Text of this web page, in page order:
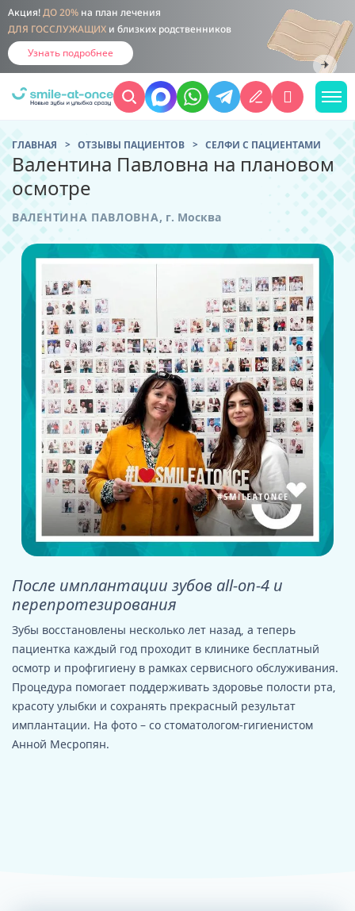
Акция! ДО 20% на план лечения
ДЛЯ ГОССЛУЖАЩИХ и близких родственников
Узнать подробнее
ГЛАВНАЯ ОТЗЫВЫ ПАЦИЕНТОВ CЕЛФИ С ПАЦИЕНТАМИ
Валентина Павловна на плановом
осмотре
ВАЛЕНТИНА ПАВЛОВНА, г. Москва
После имплантации зубов all-on-4 и
перепротезирования
Зубы восстановлены несколько лет назад, а теперь
пациентка каждый год проходит в клинике бесплатный
осмотр и профгигиену в рамках сервисного обслуживания.
Процедура помогает поддерживать здоровье полости рта,
красоту улыбки и сохранять прекрасный результат
имплантации. На фото – со стоматологом-гигиенистом
Анной Месропян.